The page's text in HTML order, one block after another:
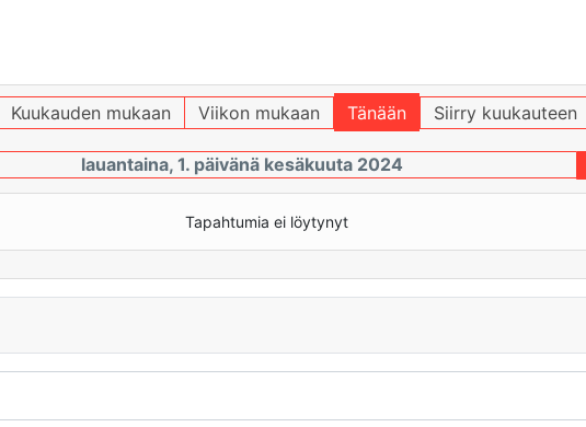
Kuukauden mukaan Viikon mukaan Tänään Siirry kuukauteen
lauantaina, 1. päivänä kesäkuuta 2024
Tapahtumia ei löytynyt